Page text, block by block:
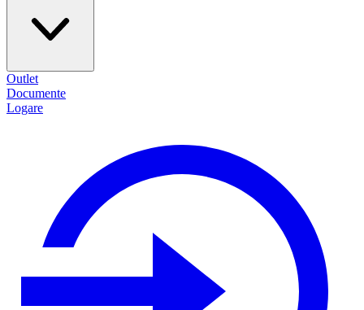
Outlet
Documente
Logare